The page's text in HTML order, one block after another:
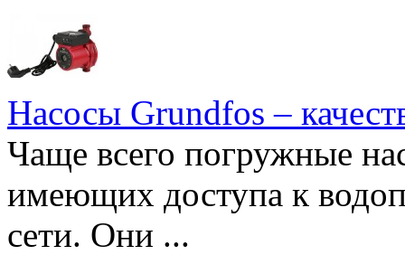
Насосы Grundfos –
Чаще всего погружные
имеющих доступа к
сети. Они ...